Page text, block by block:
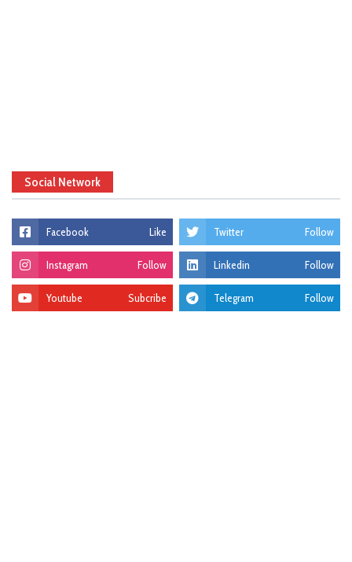
Social Network
Facebook Like Twitter Follow
Instagram Follow Linkedin Follow
Youtube Subcribe Telegram Follow